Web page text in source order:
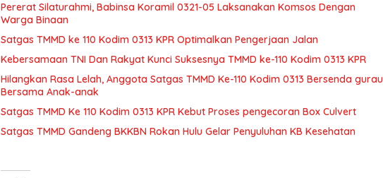
Pererat Silaturahmi, Babinsa Koramil 0321-05 Laksanakan Komsos Dengan
Warga Binaan
Satgas TMMD ke 110 Kodim 0313 KPR Optimalkan Pengerjaan Jalan
Kebersamaan TNI Dan Rakyat Kunci Suksesnya TMMD ke-110 Kodim 0313 KPR
Hilangkan Rasa Lelah, Anggota Satgas TMMD Ke-110 Kodim 0313 Bersenda gurau
Bersama Anak-anak
Satgas TMMD Ke 110 Kodim 0313 KPR Kebut Proses pengecoran Box Culvert
Satgas TMMD Gandeng BKKBN Rokan Hulu Gelar Penyuluhan KB Kesehatan